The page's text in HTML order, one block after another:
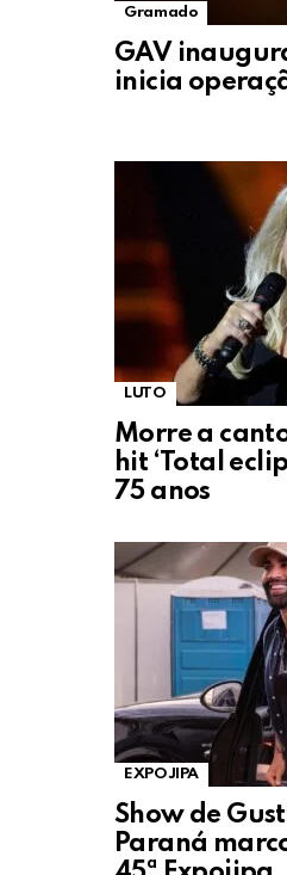
Gramado
GAV
inicia
LUTO
Morre a
hit ‘Total
75 anos
EXPOJIPA
Show de
Paraná